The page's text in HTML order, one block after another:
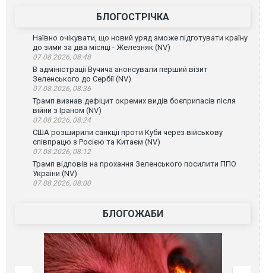
БЛОГОСТРІЧКА
Наївно очікувати, що новий уряд зможе підготувати країну
до зими за два місяці - Железняк (NV)
07.08.2026, 08:48
В адміністрації Вучича анонсували перший візит
Зеленського до Сербії (NV)
07.08.2026, 08:36
Трамп визнав дефіцит окремих видів боєприпасів після
війни з Іраном (NV)
07.08.2026, 08:24
США розширили санкції проти Куби через військову
співпрацю з Росією та Китаєм (NV)
07.08.2026, 08:12
Трамп відповів на прохання Зеленського посилити ППО
України (NV)
07.08.2026, 08:00
БЛОГОЖАБИ